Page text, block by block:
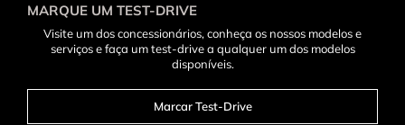
MARQUE UM TEST-DRIVE
Visite um dos concessionários, conheça os nossos modelos e
serviços e faça um test-drive a qualquer um dos modelos
disponíveis.
Marcar Test-Drive